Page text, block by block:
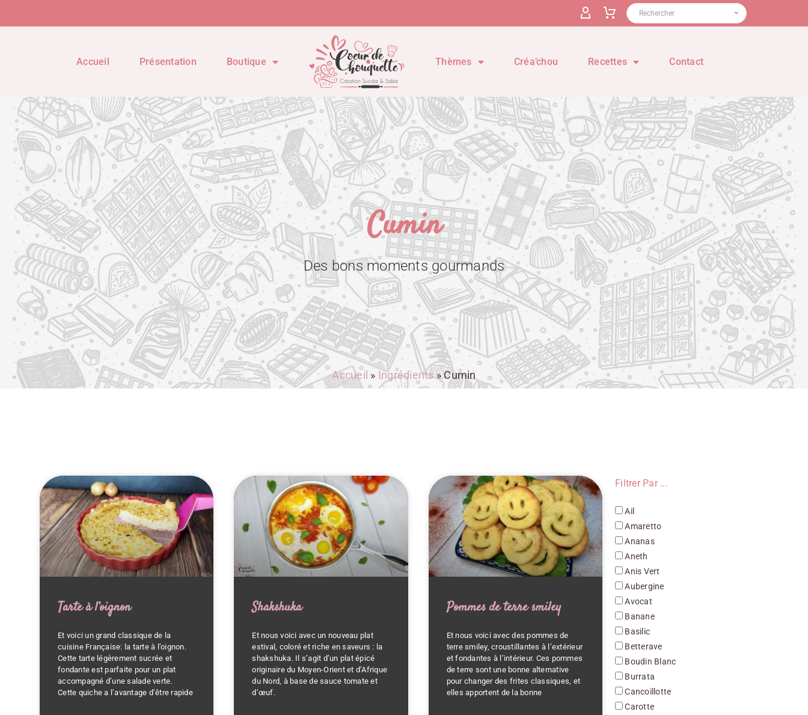
Accueil Présentation Boutique Thèmes Créa’chou Recettes Contact
Cumin
Des bons moments gourmands
Accueil » Ingrédients»Cumin
Tarte à l’oignon
Et voici un grand classique de la
cuisine Française: la tarte à l’oignon.
Cette tarte légèrement sucrée et
fondante est parfaite pour un plat
accompagné d’une salade verte.
Cette quiche a l’avantage d’être rapide
Shakshuka
Et nous voici avec un nouveau plat
estival, coloré et riche en saveurs : la
shakshuka. Il s’agit d’un plat épicé
originaire du Moyen-Orient et d’Afrique
du Nord, à base de sauce tomate et
d’œuf.
Pommes de terre smiley
Et nous voici avec des pommes de
terre smiley, croustillantes à l’extérieur
et fondantes à l’intérieur. Ces pommes
de terre sont une bonne alternative
pour changer des frites classiques, et
elles apportent de la bonne
Filtrer Par ...
Ail
Amaretto
Ananas
Aneth
Anis Vert
Aubergine
Avocat
Banane
Basilic
Betterave
Boudin Blanc
Burrata
Cancoillotte
Carotte